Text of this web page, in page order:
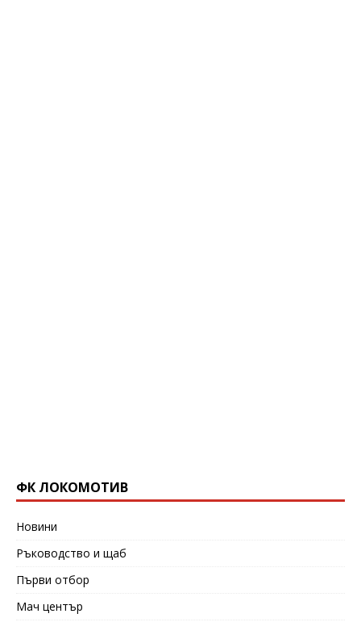
ФК ЛОКОМОТИВ
Новини
Ръководство и щаб
Първи отбор
Мач център